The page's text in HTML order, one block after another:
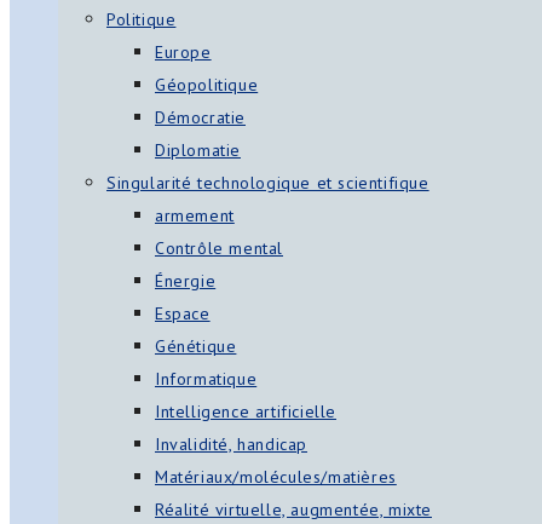
Politique
Europe
Géopolitique
Démocratie
Diplomatie
Singularité technologique et scientifique
armement
Contrôle mental
Énergie
Espace
Génétique
Informatique
Intelligence artificielle
Invalidité, handicap
Matériaux/molécules/matières
Réalité virtuelle, augmentée, mixte